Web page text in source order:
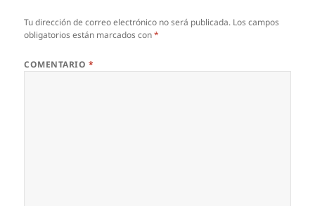
Tu dirección de correo electrónico no será publicada. Los campos
obligatorios están marcados con*
COMENTARIO *